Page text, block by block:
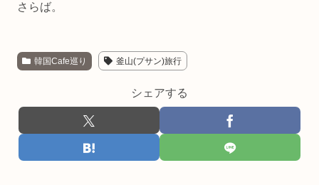
さらば。
韓国Cafe巡り 釜山(プサン)旅行
シェアする